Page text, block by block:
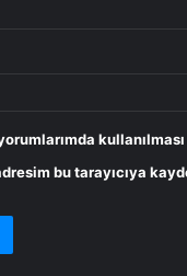
bu tarayıcıya